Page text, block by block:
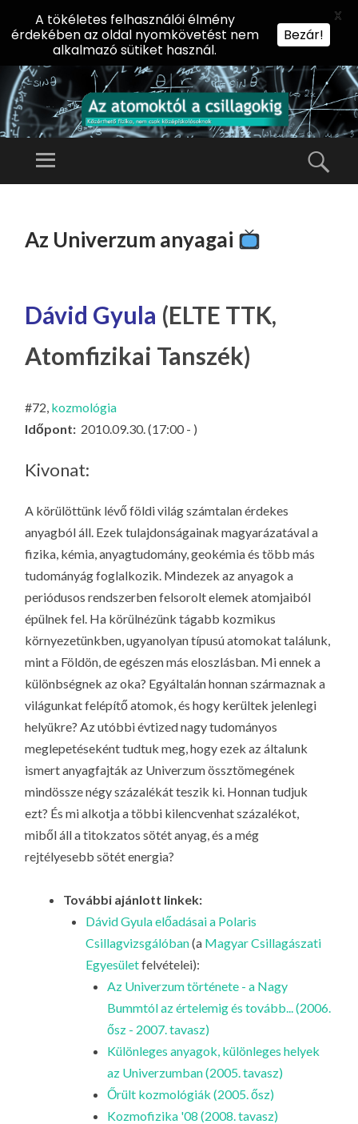
AZ
KT
A
CS
IL
Előadássorozat
az ELTE
Természettudományi
Menü
TARTALOMHOZ
Az Univerzum anyagai
Dávid Gyula (ELTE TTK,
Atomfizikai Tanszék)
#72, kozmológia
Időpont: 2010.09.30. (17:00 - )
Kivonat:
A körülöttünk lévő földi világ számtalan érdekes
anyagból áll. Ezek tulajdonságainak magyarázatával a
fizika, kémia, anyagtudomány, geokémia és több más
tudományág foglalkozik. Mindezek az anyagok a
periódusos rendszerben felsorolt elemek atomjaiból
épülnek fel. Ha körülnézünk tágabb kozmikus
környezetünkben, ugyanolyan típusú atomokat találunk,
mint a Földön, de egészen más eloszlásban. Mi ennek a
különbségnek az oka? Egyáltalán honnan származnak a
világunkat felépítő atomok, és hogy kerültek jelenlegi
helyükre? Az utóbbi évtized nagy tudományos
meglepetéseként tudtuk meg, hogy ezek az általunk
ismert anyagfajták az Univerzum össztömegének
mindössze négy százalékát teszik ki. Honnan tudjuk
ezt? És mi alkotja a többi kilencvenhat százalékot,
miből áll a titokzatossötét anyag , és a még
rejtélyesebbsötét energia?
További ajánlott linkek:
Dávid Gyula előadásai a Polaris
Csillagvizsgálóban(a Magyar Csillagászati
Egyesületfelvételei):
Az Univerzum története - a Nagy
Bummtól az értelemig és tovább... (2006.
ősz - 2007. tavasz)
Különleges anyagok, különleges helyek
az Univerzumban (2005. tavasz)
Őrült kozmológiák (2005. ősz)
Kozmofizika '08 (2008. tavasz)
A tökéletes felhasználói élmény
érdekében az oldal nyomkövetést nem
alkalmazó sütiket használ.
Bezár!
X